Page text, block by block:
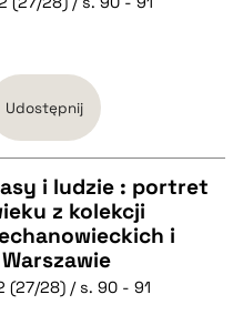
Udostępnij
i ludzie : portret
z kolekcji
i
(27/28) / s. 90 - 91